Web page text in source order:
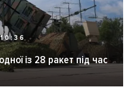
із 28 ракет під час